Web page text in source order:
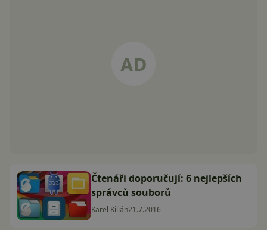
Čtenáři doporučují: 6 nejlepších
správců souborů
Karel Kilián21.7.2016